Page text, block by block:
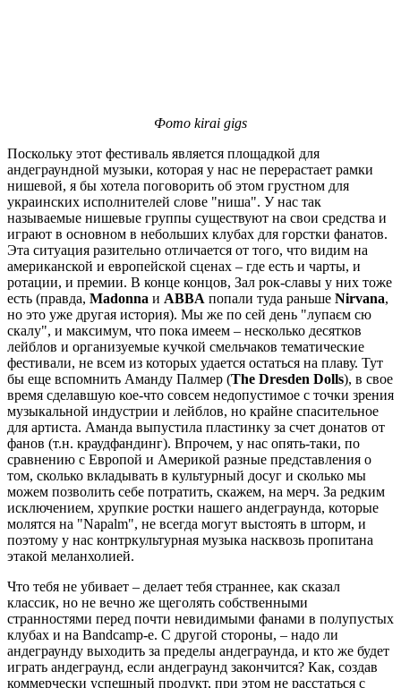
Фото kirai gigs
Поскольку этот фестиваль является площадкой для
андеграундной музыки, которая у нас не перерастает рамки
нишевой, я бы хотела поговорить об этом грустном для
украинских исполнителей слове "ниша". У нас так
называемые нишевые группы существуют на свои средства и
играют в основном в небольших клубах для горстки фанатов.
Эта ситуация разительно отличается от того, что видим на
американской и европейской сценах – где есть и чарты, и
ротации, и премии. В конце концов, Зал рок-славы у них тоже
есть (правда, Madonna и ABBA попали туда раньше Nirvana,
но это уже другая история). Мы же по сей день "лупаєм сю
скалу", и максимум, что пока имеем – несколько десятков
лейблов и организуемые кучкой смельчаков тематические
фестивали, не всем из которых удается остаться на плаву. Тут
бы еще вспомнить Аманду Палмер (The Dresden Dolls), в свое
время сделавшую кое-что совсем недопустимое с точки зрения
музыкальной индустрии и лейблов, но крайне спасительное
для артиста. Аманда выпустила пластинку за счет донатов от
фанов (т.н. краудфандинг). Впрочем, у нас опять-таки, по
сравнению с Европой и Америкой разные представления о
том, сколько вкладывать в культурный досуг и сколько мы
можем позволить себе потратить, скажем, на мерч. За редким
исключением, хрупкие ростки нашего андеграунда, которые
молятся на "Napalm", не всегда могут выстоять в шторм, и
поэтому у нас контркультурная музыка насквозь пропитана
этакой меланхолией.
Что тебя не убивает – делает тебя страннее, как сказал
классик, но не вечно же щеголять собственными
странностями перед почти невидимыми фанами в полупустых
клубах и на Bandcamp-е. С другой стороны, – надо ли
андеграунду выходить за пределы андеграунда, и кто же будет
играть андеграунд, если андеграунд закончится? Как, создав
коммерчески успешный продукт, при этом не расстаться с